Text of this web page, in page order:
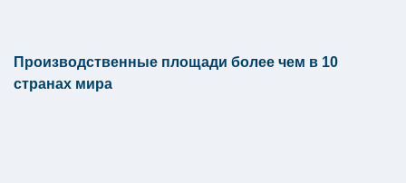
Производственные площади более чем в 10
странах мира